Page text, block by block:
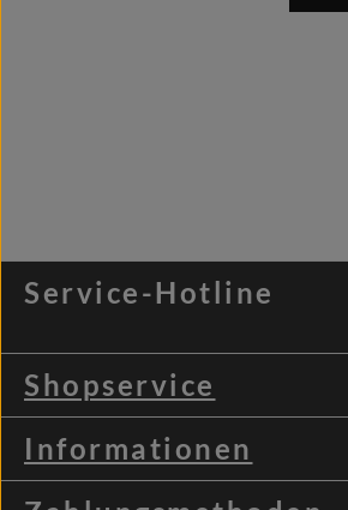
Service-Hotline
Shopservice
Informationen